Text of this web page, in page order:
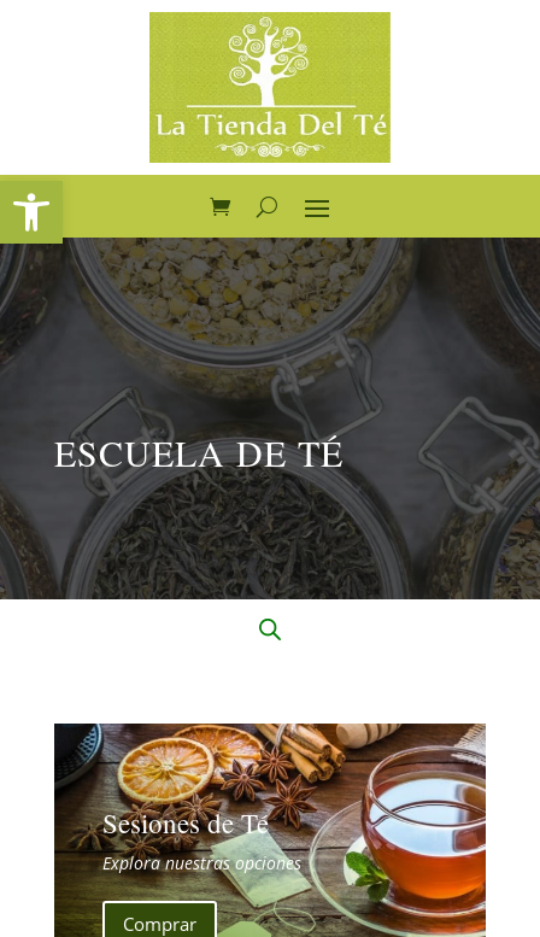
Abrir barra de herramientas
ESCUELA DE TÉ
Sesiones de Té
Explora nuestras opciones
Comprar